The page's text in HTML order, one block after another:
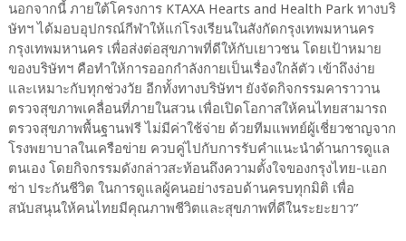
นอกจากนี้ ภายใต้โครงการ KTAXA Hearts and Health Park ทางบริ
ษัทฯ ได้มอบอุปกรณ์กีฬาให้แก่โรงเรียนในสังกัดกรุงเทพมหานคร
กรุงเทพมหานคร เพื่อส่งต่อสุขภาพที่ดีให้กับเยาวชน โดยเป้าหมาย
ของบริษัทฯ คือทำให้การออกกำลังกายเป็นเรื่องใกล้ตัว เข้าถึงง่าย
และเหมาะกับทุกช่วงวัย อีกทั้งทางบริษัทฯ ยังจัดกิจกรรมคาราวาน
ตรวจสุขภาพเคลื่อนที่ภายในสวน เพื่อเปิดโอกาสให้คนไทยสามารถ
ตรวจสุขภาพพื้นฐานฟรี ไม่มีค่าใช้จ่าย ด้วยทีมแพทย์ผู้เชี่ยวชาญจาก
โรงพยาบาลในเครือข่าย ควบคู่ไปกับการรับคำแนะนำด้านการดูแล
ตนเอง โดยกิจกรรมดังกล่าวสะท้อนถึงความตั้งใจของกรุงไทย-แอก
ซ่า ประกันชีวิต ในการดูแลผู้คนอย่างรอบด้านครบทุกมิติ เพื่อ
สนับสนุนให้คนไทยมีคุณภาพชีวิตและสุขภาพที่ดีในระยะยาว”